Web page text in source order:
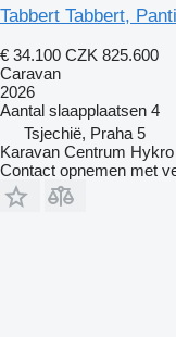
Tabbert Tabbert,
€ 34.100 CZK 825.600
Caravan
2026
Aantal slaapplaatsen 4
Tsjechië, Praha 5
Karavan Centrum Hykro
Contact opnemen met